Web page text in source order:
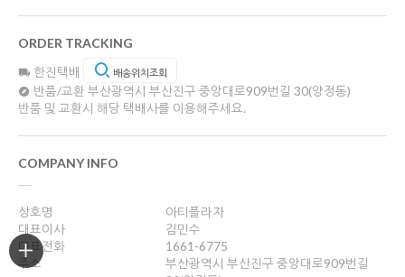
ORDER TRACKING
한진택배 배송위치조회
반품/교환 부산광역시 부산진구 중앙대로909번길 30(양정동)
반품 및 교환시 해당 택배사를 이용해주세요.
COMPANY INFO
상호명
아티플라자
대표이사
김민수
대표전화
1661-6775
주소
부산광역시 부산진구 중앙대로909번길